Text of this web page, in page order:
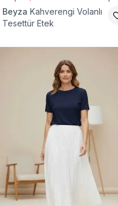
Beyza Kahverengi Volanlı
Tesettür Etek